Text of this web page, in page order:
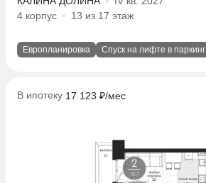
4 корпус
13 из 17 этаж
Европланировка Спуск на лифте в паркинг
В ипотеку 17 123 ₽/мес